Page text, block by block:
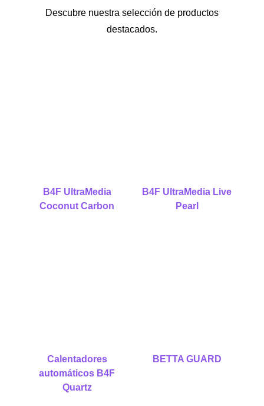
Descubre nuestra selección de productos
destacados.
B4F UltraMedia
Coconut Carbon
B4F UltraMedia Live
Pearl
Calentadores
automáticos B4F
Quartz
BETTA GUARD